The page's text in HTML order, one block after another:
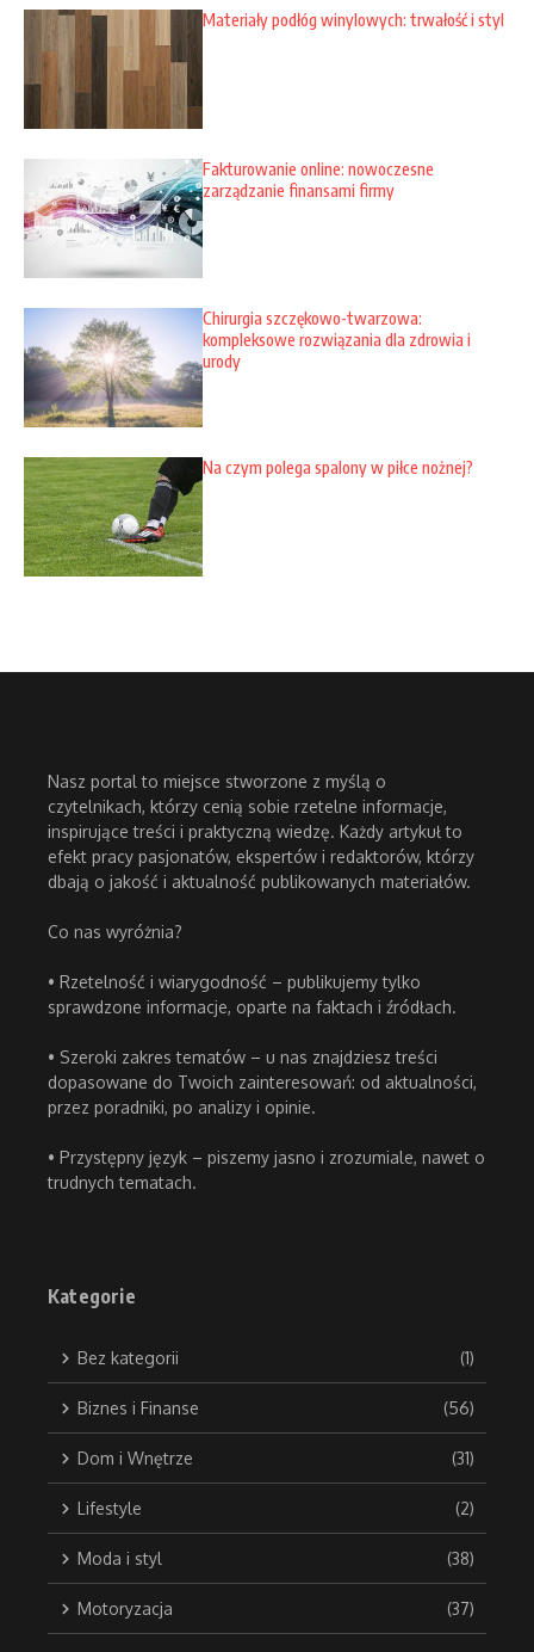
Materiały podłóg winylowych: trwałość i styl
Fakturowanie online: nowoczesne
zarządzanie finansami firmy
Chirurgia szczękowo-twarzowa:
kompleksowe rozwiązania dla zdrowia i
urody
Na czym polega spalony w piłce nożnej?
Nasz portal to miejsce stworzone z myślą o
czytelnikach, którzy cenią sobie rzetelne informacje,
inspirujące treści i praktyczną wiedzę. Każdy artykuł to
efekt pracy pasjonatów, ekspertów i redaktorów, którzy
dbają o jakość i aktualność publikowanych materiałów.
Co nas wyróżnia?
• Rzetelność i wiarygodność – publikujemy tylko
sprawdzone informacje, oparte na faktach i źródłach.
• Szeroki zakres tematów – u nas znajdziesz treści
dopasowane do Twoich zainteresowań: od aktualności,
przez poradniki, po analizy i opinie.
• Przystępny język – piszemy jasno i zrozumiale, nawet o
trudnych tematach.
Kategorie
Bez kategorii (1)
Biznes i Finanse (56)
Dom i Wnętrze (31)
Lifestyle (2)
Moda i styl (38)
Motoryzacja (37)